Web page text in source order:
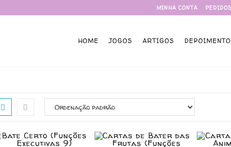
MINHA CONTA PEDIDOS
HOME JOGOS ARTIGOS